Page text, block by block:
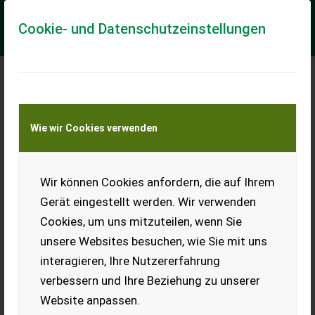
Cookie- und Datenschutzeinstellungen
Wie wir Cookies verwenden
Wir können Cookies anfordern, die auf Ihrem
Gerät eingestellt werden. Wir verwenden
Cookies, um uns mitzuteilen, wenn Sie
unsere Websites besuchen, wie Sie mit uns
interagieren, Ihre Nutzererfahrung
verbessern und Ihre Beziehung zu unserer
Website anpassen.
Meine Transportkostenanfrage
Transport von Land- und Baumaschinen –
KEINE Tiertransporte
Massey Ferguson 148
Diesel, Getriebe: Manuell mit
Untersetzung, Zustand:
Gepflegt und einsatzbereit,
Reifen: Sehr gut, sind neu